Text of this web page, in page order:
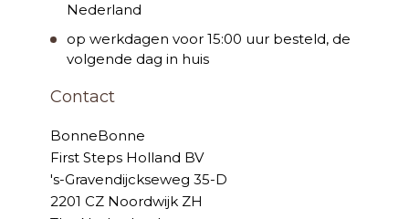
Nederland
op werkdagen voor 15:00 uur besteld, de
volgende dag in huis
Contact
BonneBonne
First Steps Holland BV
's-Gravendijckseweg 35-D
2201 CZ Noordwijk ZH